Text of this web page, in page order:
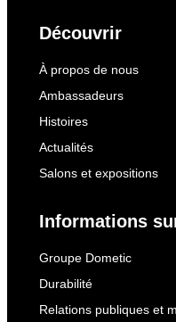
Découvrir
À propos de nous
Ambassadeurs
Histoires
Actualités
Salons et expositions
Informations
Groupe Dometic
Durabilité
Relations publiques et